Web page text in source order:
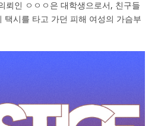
뢰인 ㅇㅇㅇ은 대학생으로서, 친구들
택시를 타고 가던 피해 여성의 가슴부